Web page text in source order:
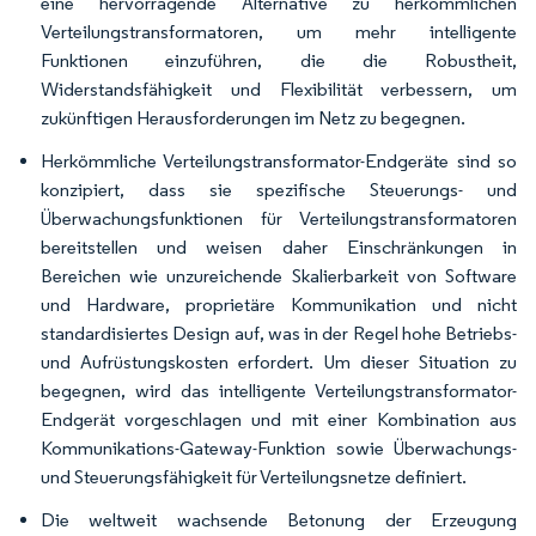
Verteilungstransformatoren, um mehr intelligente
Funktionen einzuführen, die die Robustheit,
Widerstandsfähigkeit und Flexibilität verbessern, um
zukünftigen Herausforderungen im Netz zu begegnen.
Herkömmliche Verteilungstransformator-Endgeräte sind so
konzipiert, dass sie spezifische Steuerungs- und
Überwachungsfunktionen für Verteilungstransformatoren
bereitstellen und weisen daher Einschränkungen in
Bereichen wie unzureichende Skalierbarkeit von Software
und Hardware, proprietäre Kommunikation und nicht
standardisiertes Design auf, was in der Regel hohe Betriebs-
und Aufrüstungskosten erfordert. Um dieser Situation zu
begegnen, wird das intelligente Verteilungstransformator-
Endgerät vorgeschlagen und mit einer Kombination aus
Kommunikations-Gateway-Funktion sowie Überwachungs-
und Steuerungsfähigkeit für Verteilungsnetze definiert.
Die weltweit wachsende Betonung der Erzeugung